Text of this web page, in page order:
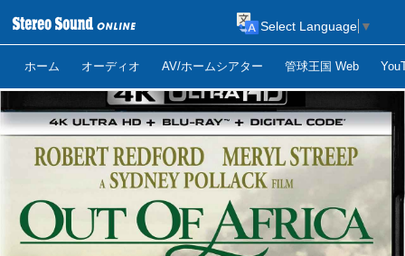
ホーム オーディオ AV/ホームシアター 管球王国 Web
Select Language ▼